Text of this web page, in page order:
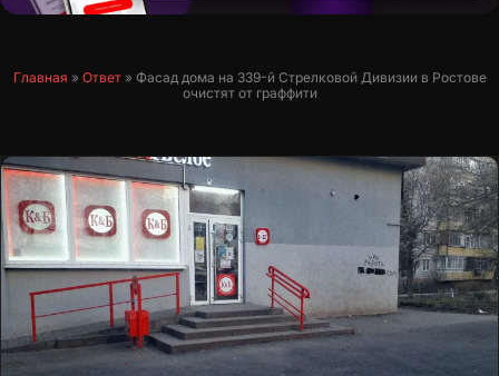
Главная » Ответ» Фасад дома на 339-й Стрелковой Дивизии в Ростове
очистят от граффити